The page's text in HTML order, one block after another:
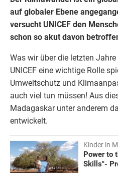
auf globaler Ebene
versucht UNICEF den
schon so akut davon
Was wir über die letzten
UNICEF eine wichtige Rolle
Umweltschutz und
auch viel tun müssen! Aus
Madagaskar unter anderem
entwickelt.
Kinder in
Power to
Skills"-